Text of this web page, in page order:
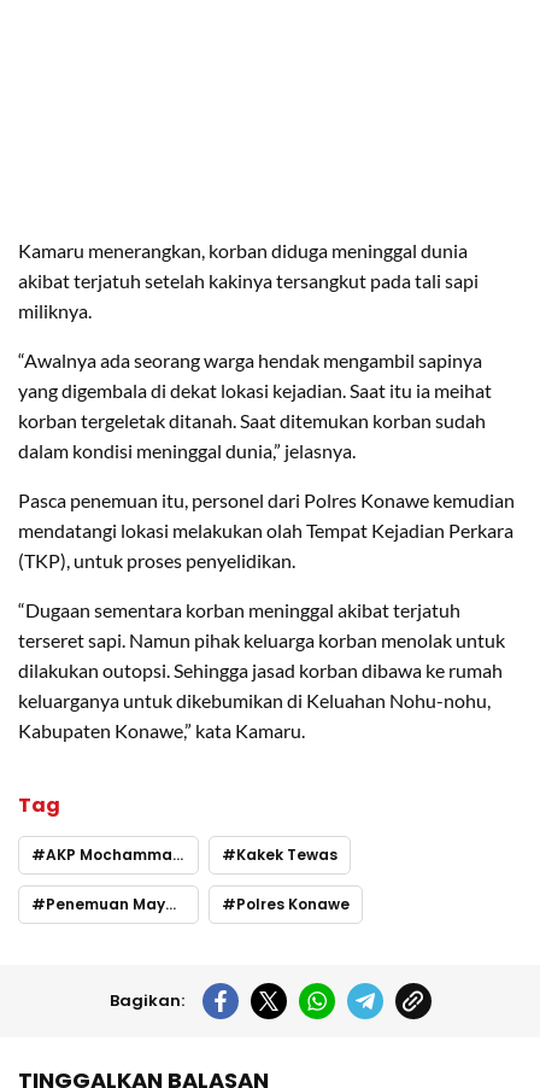
Kamaru menerangkan, korban diduga meninggal dunia
akibat terjatuh setelah kakinya tersangkut pada tali sapi
miliknya.
“Awalnya ada seorang warga hendak mengambil sapinya
yang digembala di dekat lokasi kejadian. Saat itu ia meihat
korban tergeletak ditanah. Saat ditemukan korban sudah
dalam kondisi meninggal dunia,” jelasnya.
Pasca penemuan itu, personel dari Polres Konawe kemudian
mendatangi lokasi melakukan olah Tempat Kejadian Perkara
(TKP), untuk proses penyelidikan.
“Dugaan sementara korban meninggal akibat terjatuh
terseret sapi. Namun pihak keluarga korban menolak untuk
dilakukan outopsi. Sehingga jasad korban dibawa ke rumah
keluarganya untuk dikebumikan di Keluahan Nohu-nohu,
Kabupaten Konawe,” kata Kamaru.
Tag
AKP Mochammad Jacub Kamaru Kakek Tewas
Penemuan Mayat di Konawe Polres Konawe
Bagikan:
TINGGALKAN BALASAN